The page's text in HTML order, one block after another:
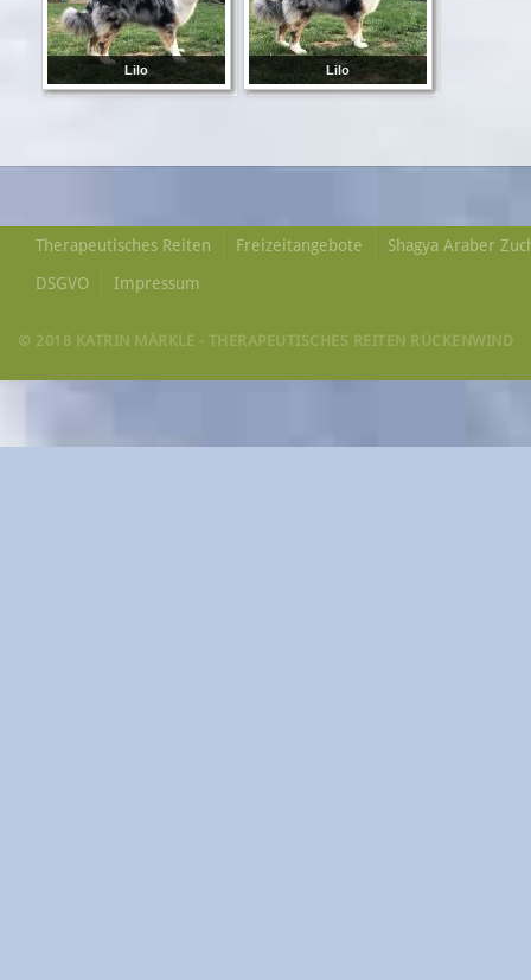
Lilo Lilo
Therapeutisches Reiten Freizeitangebote
Shagya Araber
DSGVO
Impressum
© 2018 KATRIN MÄRKLE - THERAPEUTISCHES REITEN RÜCKENWIND